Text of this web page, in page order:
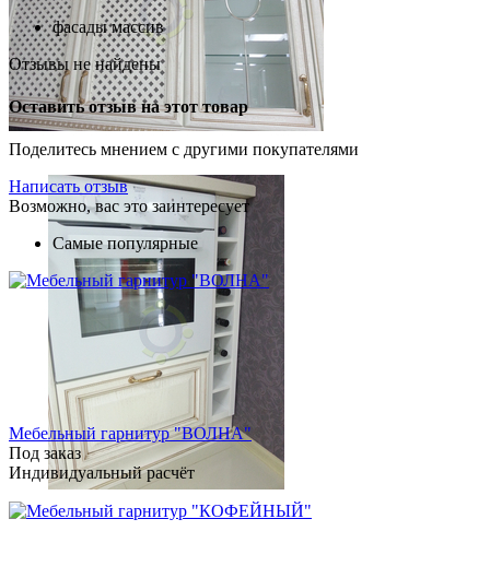
фасады массив
Отзывы не найдены
Оставить отзыв на этот товар
Поделитесь мнением с другими покупателями
Написать отзыв
Возможно, вас это заинтересует
Самые популярные
Мебельный гарнитур "ВОЛНА"
Под заказ
Индивидуальный расчёт